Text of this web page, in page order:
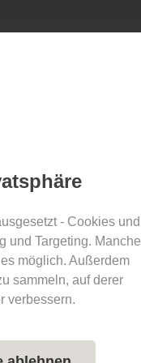
Hotelvorstellung
- Cookies und
und Targeting. Manche
möglich. Außerdem
sammeln, auf derer
verbessern.